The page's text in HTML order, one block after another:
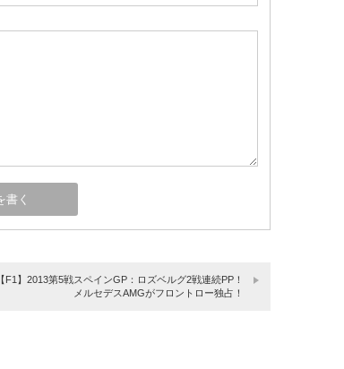
【F1】2013第5戦スペインGP：ロズベルグ2戦連続PP！
メルセデスAMGがフロントロー独占！